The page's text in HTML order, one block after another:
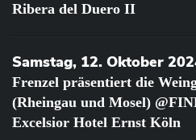
Ribera del Duero II
Samstag, 12. Oktober
Frenzel präsentiert die
(Rheingau und Mosel)
Excelsior Hotel Ernst Köln